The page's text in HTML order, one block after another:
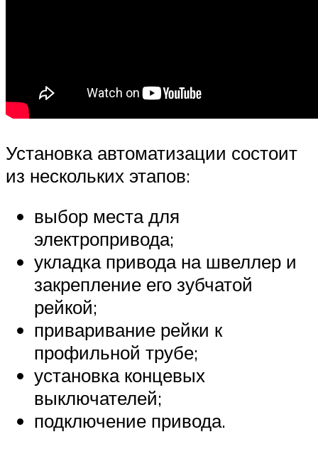
Установка автоматизации состоит
из нескольких этапов:
выбор места для
электропривода;
укладка привода на швеллер и
закрепление его зубчатой
рейкой;
приваривание рейки к
профильной трубе;
установка концевых
выключателей;
подключение привода.